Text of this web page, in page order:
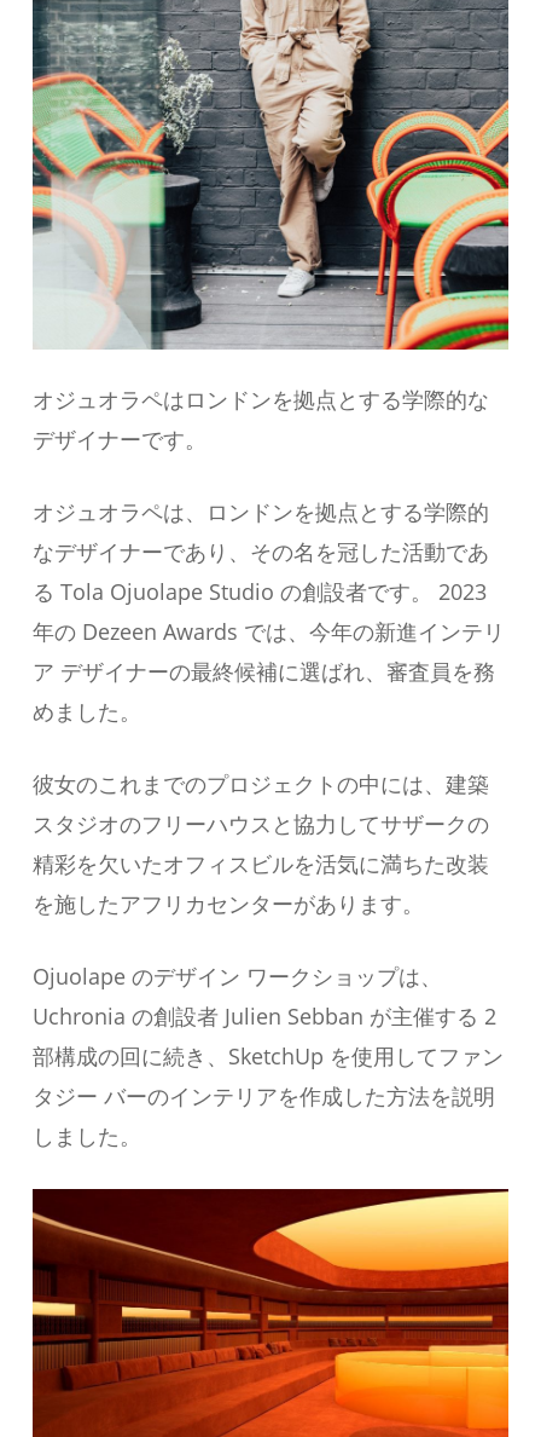
オジュオラペはロンドンを拠点とする学際的な
デザイナーです。
オジュオラペは、ロンドンを拠点とする学際的
なデザイナーであり、その名を冠した活動であ
る Tola Ojuolape Studio の創設者です。 2023
年の Dezeen Awards では、今年の新進インテリ
ア デザイナーの最終候補に選ばれ、審査員を務
めました。
彼女のこれまでのプロジェクトの中には、建築
スタジオのフリーハウスと協力してサザークの
精彩を欠いたオフィスビルを活気に満ちた改装
を施したアフリカセンターがあります。
Ojuolape のデザイン ワークショップは、
Uchronia の創設者 Julien Sebban が主催する 2
部構成の回に続き、SketchUp を使用してファン
タジー バーのインテリアを作成した方法を説明
しました。